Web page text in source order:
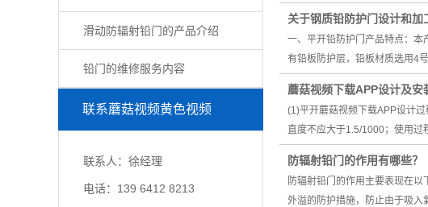
滑动防辐射铅门的产品介绍
铅门的维修服务内容
联系蘑菇视频黄色视频
联系人：徐经理
电话：139 6412 8213
关于钢质铅防护门设计和加
一、平开铅防护门产品特点：
有铅板防护层，铅板材质选用4
蘑菇视频下载APP设计及
(1)平开蘑菇视频下载APP设计
直度不应大于1.5/1000；使用
防辐射铅门的作用有哪些？
防辐射铅门的作用主要表现在
外溢的防护措施，防止由于吸